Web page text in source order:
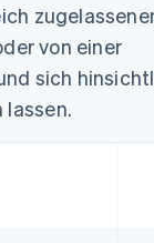
von einer
sich
lassen.